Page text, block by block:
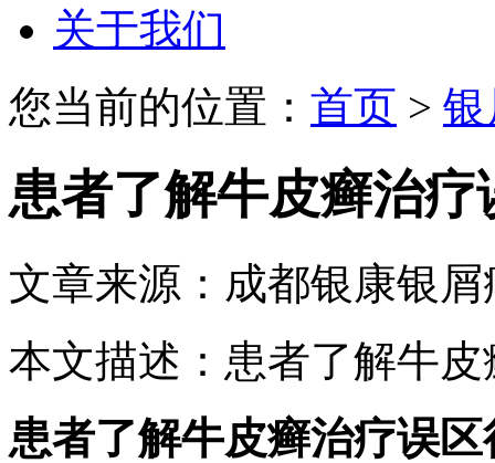
关于我们
您当前的位置： 首页 >
患者了解牛皮癣治疗
文章来源：成都银康银屑
本文描述：患者了解牛
患者了解牛皮癣治疗误